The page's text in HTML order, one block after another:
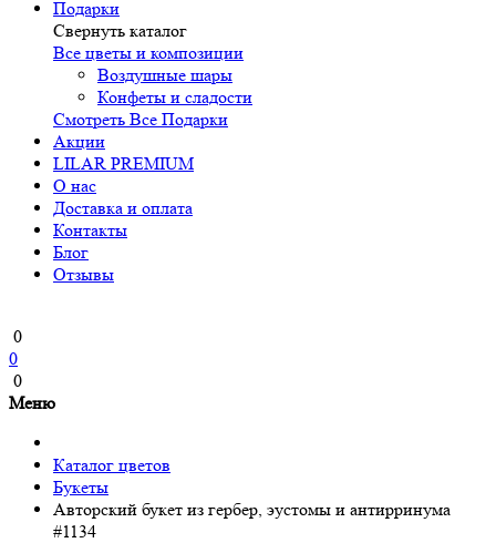
Подарки
Свернуть каталог
Все цветы и композиции
Воздушные шары
Конфеты и сладости
Смотреть Все Подарки
Акции
LILAR PREMIUM
О нас
Доставка и оплата
Контакты
Блог
Отзывы
0
0
0
Меню
Каталог цветов
Букеты
Авторский букет из гербер, эустомы и антирринума
#1134